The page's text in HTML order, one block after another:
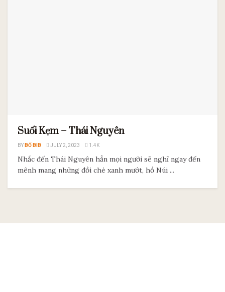
Suối Kẹm – Thái Nguyên
BY BỐ BIB JULY 2, 2023 1.4K
Nhắc đến Thái Nguyên hẳn mọi người sẽ nghĩ ngay đến
mênh mang những đồi chè xanh mướt, hồ Núi ...